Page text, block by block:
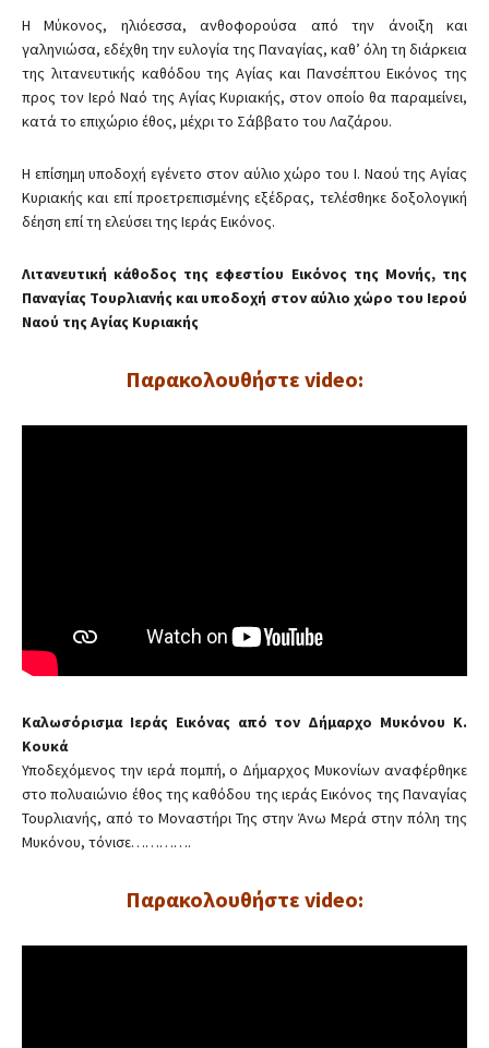
Η Μύκονος, ηλιόεσσα, ανθοφορούσα από την άνοιξη και
γαληνιώσα, εδέχθη την ευλογία της Παναγίας, καθ’ όλη τη διάρκεια
της λιτανευτικής καθόδου της Αγίας και Πανσέπτου Εικόνος της
προς τον Ιερό Ναό της Αγίας Κυριακής, στον οποίο θα παραμείνει,
κατά το επιχώριο έθος, μέχρι το Σάββατο του Λαζάρου.
Η επίσημη υποδοχή εγένετο στον αύλιο χώρο του Ι. Ναού της Αγίας
Κυριακής και επί προετρεπισμένης εξέδρας, τελέσθηκε δοξολογική
δέηση επί τη ελεύσει της Ιεράς Εικόνος.
Λιτανευτική κάθοδος της εφεστίου Εικόνος της Μονής, της
Παναγίας Τουρλιανής και υποδοχή στον αύλιο χώρο του Ιερού
Ναού της Αγίας Κυριακής
Παρακολουθήστε video:
Καλωσόρισμα Ιεράς Εικόνας από τον Δήμαρχο Μυκόνου Κ.
Κουκά
Υποδεχόμενος την ιερά πομπή, ο Δήμαρχος Μυκονίων αναφέρθηκε
στο πολυαιώνιο έθος της καθόδου της ιεράς Εικόνος της Παναγίας
Τουρλιανής, από το Μοναστήρι Της στην Άνω Μερά στην πόλη της
Μυκόνου, τόνισε………….
Παρακολουθήστε video: